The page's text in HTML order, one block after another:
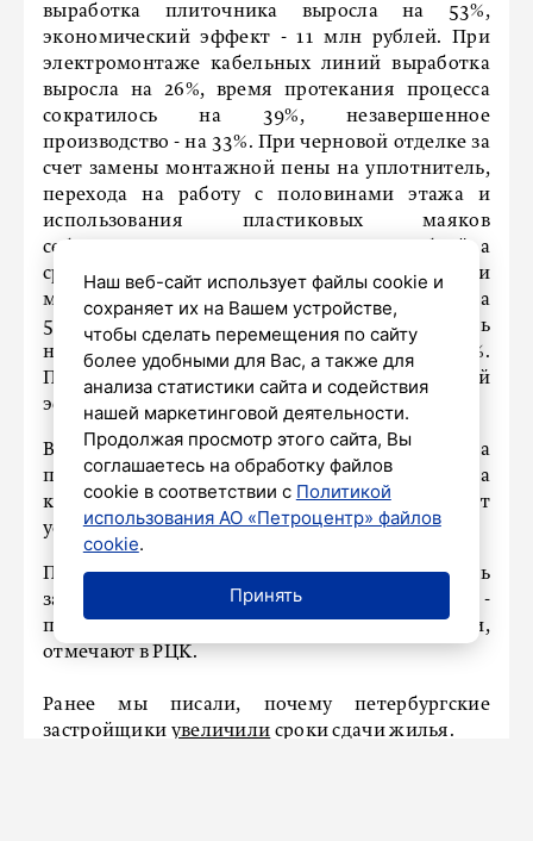
выработка плиточника выросла на 53%,
экономический эффект - 11 млн рублей. При
электромонтаже кабельных линий выработка
выросла на 26%, время протекания процесса
сократилось на 39%, незавершенное
производство - на 33%. При черновой отделке за
счет замены монтажной пены на уплотнитель,
перехода на работу с половинами этажа и
использования пластиковых маяков
себестоимость снизилась на 28,9 млн рублей, а
срок строительства сократился на 60 дней. При
монолитных работах выработка выросла на
51%, незавершенное производство сократилось
на 53%, время протекания процесса - на 36%.
При работах нулевого цикла экономический
эффект составил 29,09 млн рублей.
Все указанные результаты получены на
пилотных потоках. После завершения проекта
компании самостоятельно тиражируют
успешный опыт на другие участки.
По числу участников строительная отрасль
занимает второе место среди всех отраслей -
после обрабатывающей промышленности,
отмечают в РЦК.
Ранее мы писали, почему петербургские
застройщики увеличили сроки сдачи жилья.
Наш веб-сайт использует файлы cookie и
сохраняет их на Вашем устройстве,
чтобы сделать перемещения по сайту
более удобными для Вас, а также для
анализа статистики сайта и содействия
нашей маркетинговой деятельности.
Продолжая просмотр этого сайта, Вы
соглашаетесь на обработку файлов
cookie в соответствии с Политикой
использования АО «Петроцентр» файлов
cookie.
Принять